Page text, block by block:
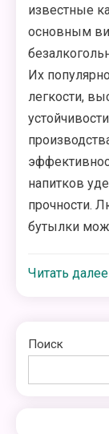
известные
основным
Их
легкости,
напитков
прочности.
бутылки
Читать далее
Поиск